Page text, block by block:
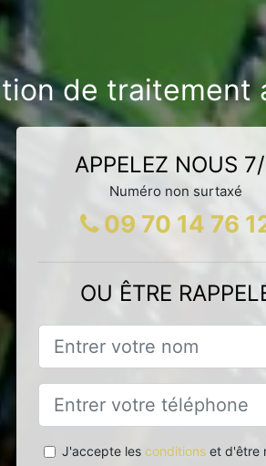
de
APPELEZ NOUS
Numéro non surtaxé
09 70 14 76
OU ÊTRE
J'accepte les conditionset d'être